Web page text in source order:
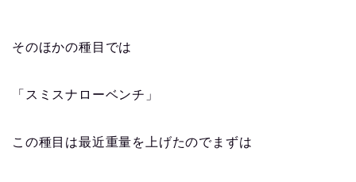
そのほかの種目では
「スミスナローベンチ」
この種目は最近重量を上げたのでまずは